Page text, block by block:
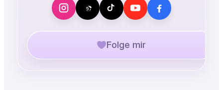
Folge mir